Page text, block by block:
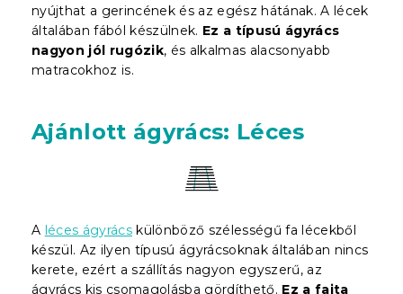
nyújthat a gerincének és az egész hátának. A lécek
általában fából készülnek. Ez a típusú ágyrács
nagyon jól rugózik, és alkalmas alacsonyabb
matracokhoz is.
Ajánlott ágyrács: Léces
A léces ágyrács különböző szélességű fa lécekből
készül. Az ilyen típusú ágyrácsoknak általában nincs
kerete, ezért a szállítás nagyon egyszerű, az
ágyrács kis csomagolásba gördíthető. Ez a fajta